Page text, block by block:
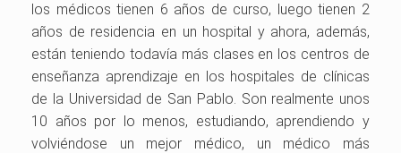
los médicos tienen 6 años de curso, luego tienen 2
años de residencia en un hospital y ahora, además,
están teniendo todavía más clases en los centros de
enseñanza aprendizaje en los hospitales de clínicas
de la Universidad de San Pablo. Son realmente unos
10 años por lo menos, estudiando, aprendiendo y
volviéndose un mejor médico, un médico más